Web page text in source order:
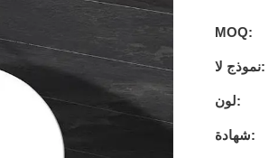
MOQ:
نموذج لا:
لون:
شهادة: